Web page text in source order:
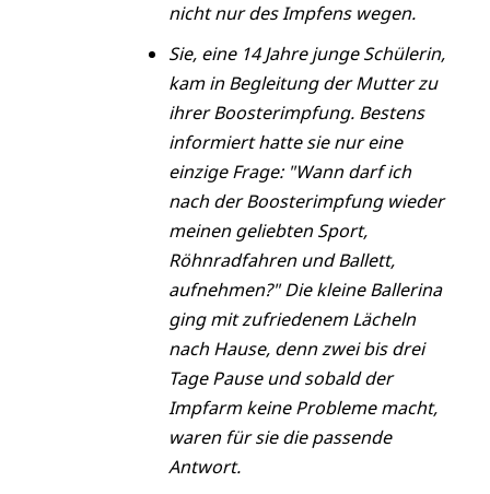
nicht nur des Impfens wegen.
Sie, eine 14 Jahre junge Schülerin,
kam in Begleitung der Mutter zu
ihrer Boosterimpfung. Bestens
informiert hatte sie nur eine
einzige Frage: "Wann darf ich
nach der Boosterimpfung wieder
meinen geliebten Sport,
Röhnradfahren und Ballett,
aufnehmen?" Die kleine Ballerina
ging mit zufriedenem Lächeln
nach Hause, denn zwei bis drei
Tage Pause und sobald der
Impfarm keine Probleme macht,
waren für sie die passende
Antwort.